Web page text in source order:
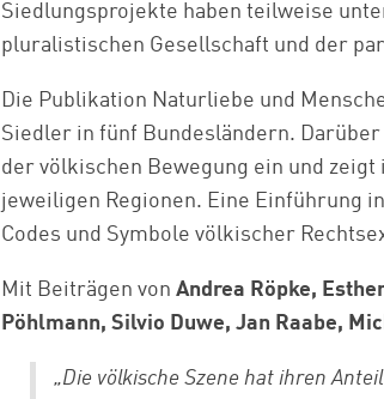
Siedlungsprojekte haben teilweise
pluralistischen Gesellschaft und der
Die Publikation Naturliebe und
Siedler in fünf Bundesländern.
der völkischen Bewegung ein und
jeweiligen Regionen. Eine Einführung
Codes und Symbole völkischer
Mit Beiträgen von Andrea Röpke,
Pöhlmann, Silvio Duwe, Jan Raabe,
„Die völkische Szene hat ihren